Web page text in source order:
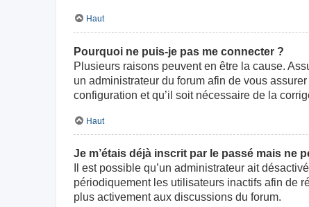
Haut
Pourquoi ne puis-je pas me connecter ?
Plusieurs raisons peuvent en être la cause.
un administrateur du forum afin de vous
configuration et qu’il soit nécessaire de la
Haut
Je m’étais déjà inscrit par le passé mais ne
Il est possible qu’un administrateur ait
périodiquement les utilisateurs inactifs afin de
plus activement aux discussions du forum.